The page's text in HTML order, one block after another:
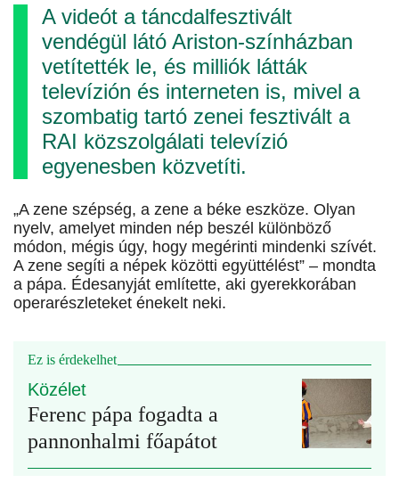
A videót a táncdalfesztivált
vendégül látó Ariston-színházban
vetítették le, és milliók látták
televízión és interneten is, mivel a
szombatig tartó zenei fesztivált a
RAI közszolgálati televízió
egyenesben közvetíti.
„A zene szépség, a zene a béke eszköze. Olyan
nyelv, amelyet minden nép beszél különböző
módon, mégis úgy, hogy megérinti mindenki szívét.
A zene segíti a népek közötti együttélést” – mondta
a pápa. Édesanyját említette, aki gyerekkorában
operarészleteket énekelt neki.
Ez is érdekelhet
Közélet
Ferenc pápa fogadta a
pannonhalmi főapátot